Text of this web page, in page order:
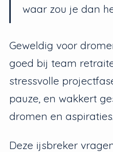
waar zou je dan
Geweldig voor
goed bij team
stressvolle
pauze, en wakkert
dromen en aspiraties.
Deze ijsbreker